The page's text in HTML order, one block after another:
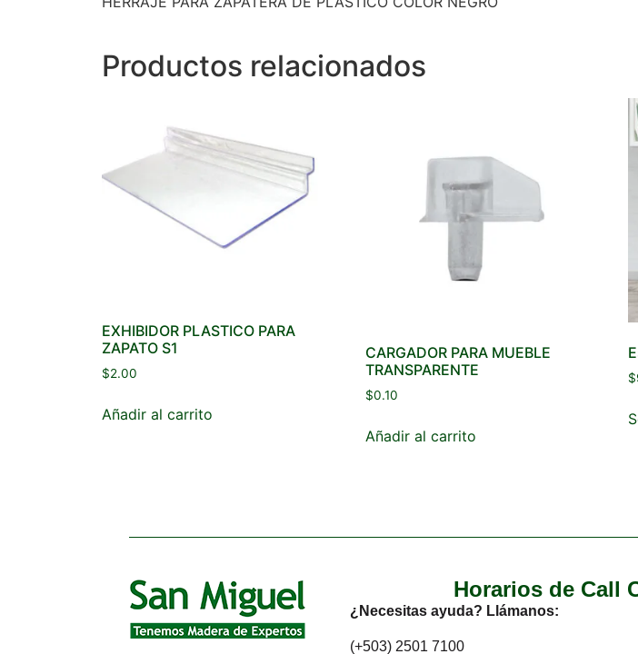
Productos relacionados
EXHIBIDOR PLASTICO PARA
ZAPATO S1
$2.00
Añadir al carrito
CARGADOR PARA MUEBLE
TRANSPARENTE
$0.10
Añadir al carrito
$
Horarios de Call
¿Necesitas ayuda? Llámanos:
(+503) 2501 7100